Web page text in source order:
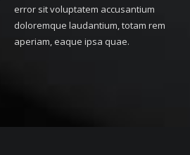
error sit voluptatem accusantium
doloremque laudantium, totam rem
aperiam, eaque ipsa quae.